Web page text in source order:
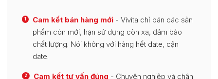
1 Cam kết bán hàng mới - Vivita chỉ bán các sản
phẩm còn mới, hạn sử dụng còn xa, đảm bảo
chất lượng. Nói không với hàng hết date, cận
date.
2 Cam kết tư vấn đúng - Chuyên nghiệp và chân